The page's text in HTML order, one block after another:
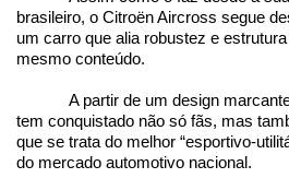
brasileiro, o Citroën Aircross segue
um carro que alia robustez e
mesmo conteúdo.
A partir de um design
tem conquistado não só fãs, mas
que se trata do melhor “esportivo-
do mercado automotivo nacional.